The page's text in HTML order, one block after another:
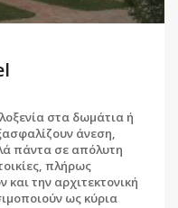
στα δωμάτια ή
άνεση,
πάντα σε απόλυτη
πλήρως
την αρχιτεκτονική
ως κύρια